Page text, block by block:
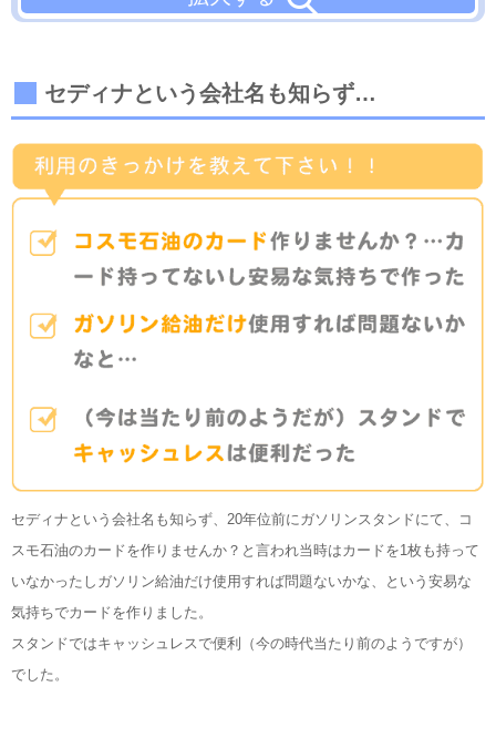
セディナという会社名も知らず…
セディナという会社名も知らず、20年位前にガソリンスタンドにて、コ
スモ石油のカードを作りませんか？と言われ当時はカードを1枚も持って
いなかったしガソリン給油だけ使用すれば問題ないかな、という安易な
気持ちでカードを作りました。
スタンドではキャッシュレスで便利（今の時代当たり前のようですが）
でした。